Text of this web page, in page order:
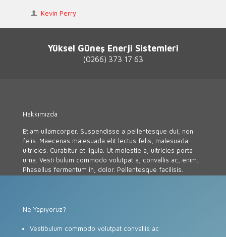
Kevin Perry
Yüksel Güneş Enerji Sistemleri
(0266) 373 17 63
Hakkımızda
Etiam ullamcorper. Suspendisse a pellentesque dui, non
felis. Maecenas malesuada elit lectus felis, malesuada
ultricies. Curabitur et ligula. Ut molestie a, ultricies porta
urna. Vesti bulum commodo volutpat a, convallis ac, enim.
Phasellus fermentum in, dolor. Pellentesque facilisis.
Ne Yapıyoruz?
Vestibulum commodo volutpat convallis ac